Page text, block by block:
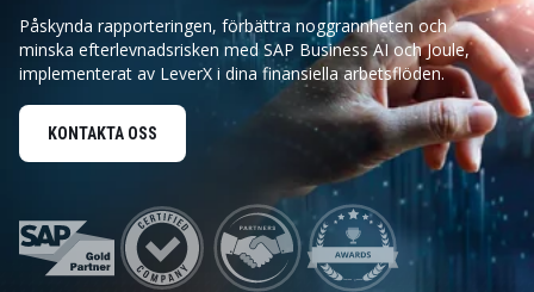
Påskynda rapporteringen, förbättra noggrannheten och
minska efterlevnadsrisken med SAP Business AI och Joule,
implementerat av LeverX i dina finansiella arbetsflöden.
KONTAKTA OSS